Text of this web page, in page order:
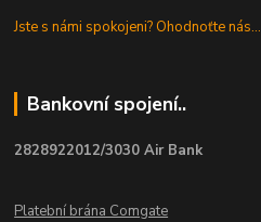
Jste s námi spokojeni? Ohodnoťte nás...
Bankovní spojení..
2828922012/3030 Air Bank
Platební brána Comgate